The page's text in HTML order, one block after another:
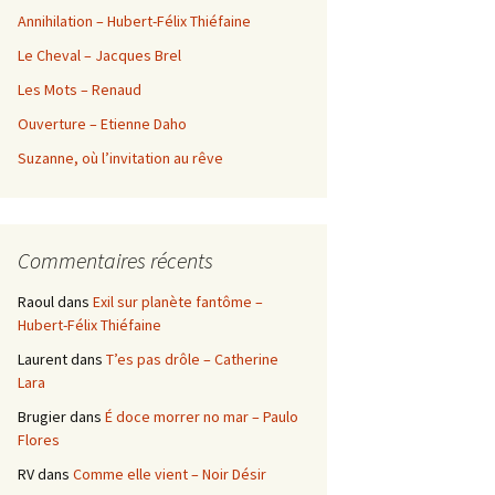
Annihilation – Hubert-Félix Thiéfaine
Le Cheval – Jacques Brel
Les Mots – Renaud
Ouverture – Etienne Daho
Suzanne, où l’invitation au rêve
Commentaires récents
Raouldans Exil sur planète fantôme –
Hubert-Félix Thiéfaine
Laurentdans T’es pas drôle – Catherine
Lara
Brugierdans É doce morrer no mar – Paulo
Flores
RVdans Comme elle vient – Noir Désir